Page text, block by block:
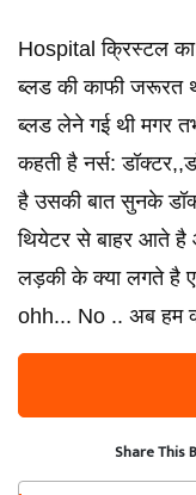
Hospital क्रिस्टल
ब्लड की काफी जरूरत
ब्लड लेने गई थी मगर
कहती है नर्स:
है उसकी बात सुनके
थियेटर से बाहर आते
लड़की के क्या लगते है
ohh... No .. अब हम
Share This